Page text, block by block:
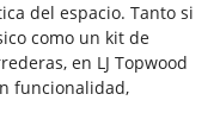
del espacio. Tanto si
como un kit de
en LJ Topwood
funcionalidad,